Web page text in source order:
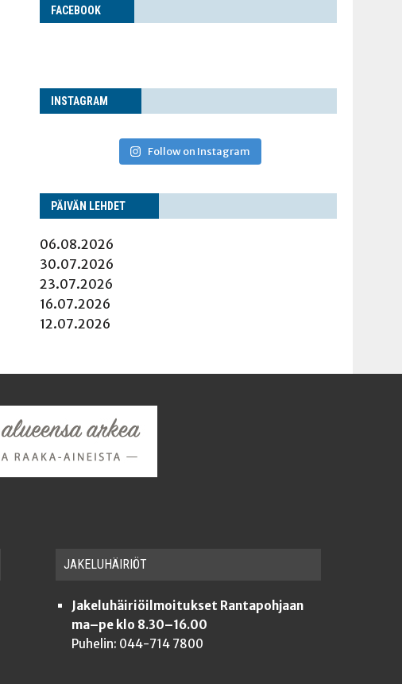
FACE­BOOK
INS­TA­GRAM
Follow on Instagram
PÄI­VÄN LEHDET
06.08.2026
30.07.2026
23.07.2026
16.07.2026
12.07.2026
JAKE­LU­HÄI­RIÖT
Jakeluhäiriöilmoitukset Rantapohjaan
ma–pe klo 8.30–16.00
Puhelin: 044-714 7800